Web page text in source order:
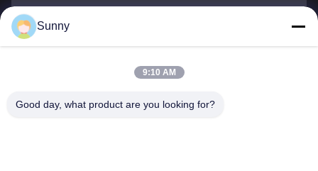
Telefonnummer
Sunny
9:10 AM
Good day, what product are you looking for?